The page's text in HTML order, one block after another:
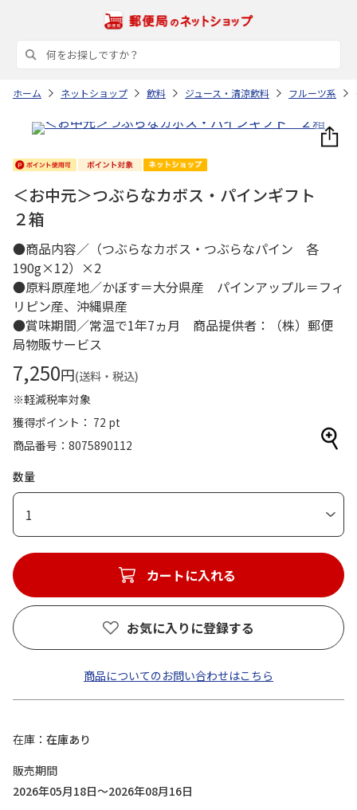
ホーム ネットショップ 飲料 ジュース・清涼飲料 フルーツ系
＜お中元＞つぶらなカボス・パインギフト
２箱
●商品内容／（つぶらなカボス・つぶらなパイン 各
190g×12）×2
●原料原産地／かぼす＝大分県産 パインアップル＝フィ
リピン産、沖縄県産
●賞味期間／常温で1年7ヵ月 商品提供者：（株）郵便
局物販サービス
7,250円(送料・税込)
※軽減税率対象
獲得ポイント： 72 pt
商品番号
8075890112
数量
1
カートに入れる
お気に入りに登録する
商品についてのお問い合わせはこちら
在庫
在庫あり
販売期間
2026年05月18日～2026年08月16日